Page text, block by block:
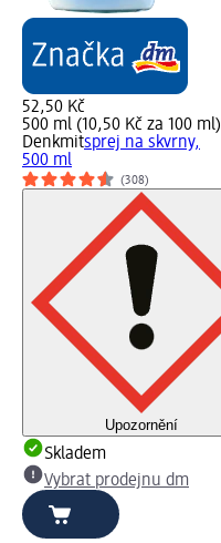
52,50 Kč
500 ml (10,50 Kč za 100 ml)
Denkmitsprej na skvrny,
500 ml
(308)
Upozornění
Skladem
Vybrat prodejnu dm